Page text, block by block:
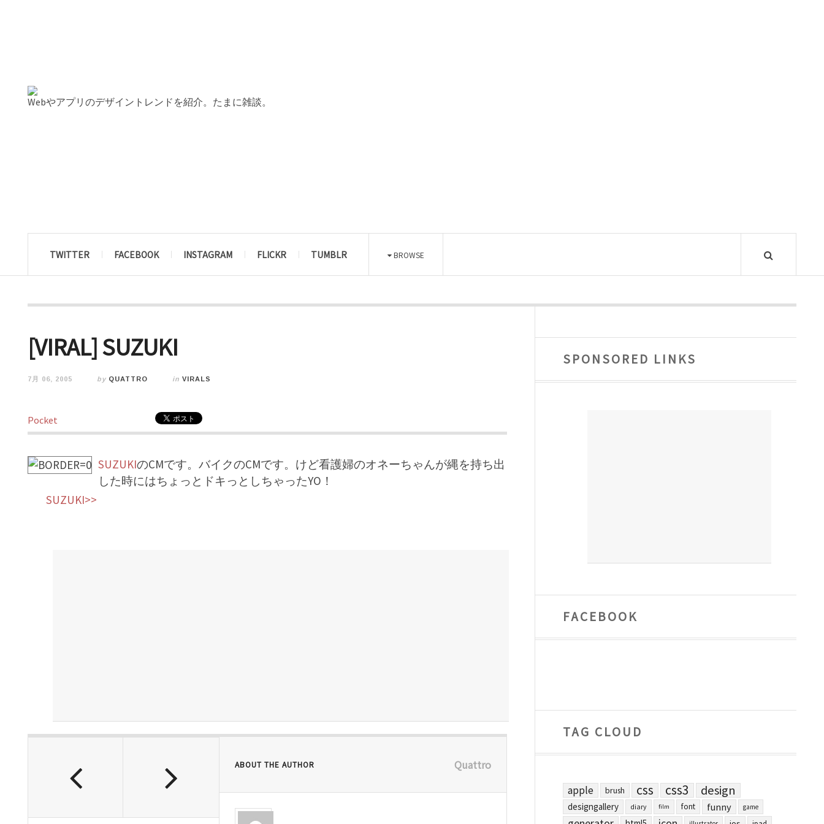
Webやアプリのデザイントレンドを紹介。たまに雑談。
TWITTER FACEBOOK INSTAGRAM FLICKR TUMBLR BROWSE
[VIRAL] SUZUKI
7月 06, 2005 by QUATTRO in VIRALS
Pocket
SUZUKIのCMです。バイクのCMです。けど看護婦のオネーちゃんが縄を持ち出
した時にはちょっとドキっとしちゃったYO！
SUZUKI>>
ABOUT THE AUTHOR Quattro
SPONSORED LINKS
FACEBOOK
TAG CLOUD
apple brush css css3 design
designgallery diary film font funny game